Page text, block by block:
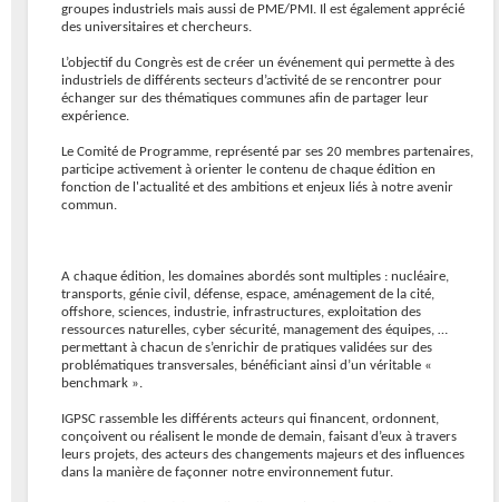
groupes industriels mais aussi de PME/PMI. Il est également apprécié
des universitaires et chercheurs.
L’objectif du Congrès est de créer un événement qui permette à des
industriels de différents secteurs d’activité de se rencontrer pour
échanger sur des thématiques communes afin de partager leur
expérience.
Le Comité de Programme, représenté par ses 20 membres partenaires,
participe activement à orienter le contenu de chaque édition en
fonction de l'actualité et des ambitions et enjeux liés à notre avenir
commun.
A chaque édition, les domaines abordés sont multiples : nucléaire,
transports, génie civil, défense, espace, aménagement de la cité,
offshore, sciences, industrie, infrastructures, exploitation des
ressources naturelles, cyber sécurité, management des équipes, …
permettant à chacun de s’enrichir de pratiques validées sur des
problématiques transversales, bénéficiant ainsi d’un véritable «
benchmark ».
IGPSC rassemble les différents acteurs qui financent, ordonnent,
conçoivent ou réalisent le monde de demain, faisant d’eux à travers
leurs projets, des acteurs des changements majeurs et des influences
dans la manière de façonner notre environnement futur.